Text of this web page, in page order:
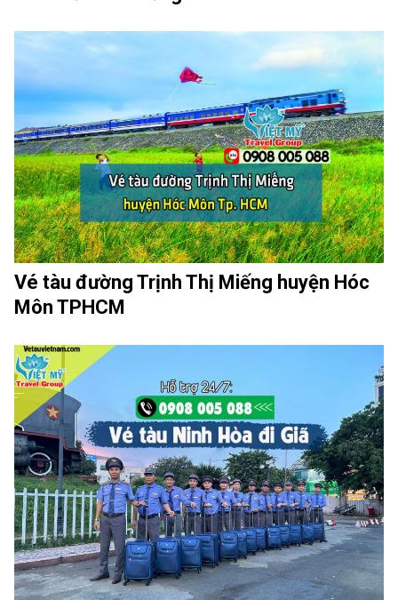
Vé tàu đường Trịnh Thị Miếng huyện Hóc
Môn TPHCM